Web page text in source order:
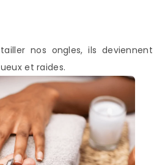
nos ongles, ils deviennent
et raides.